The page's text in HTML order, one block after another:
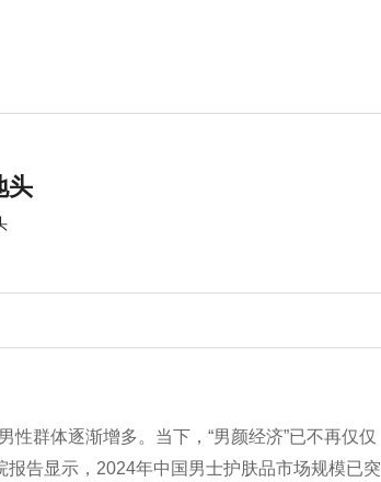
头
性群体逐渐增多。当下，“男颜经济”已不再仅仅
报告显示，2024年中国男士护肤品市场规模已突